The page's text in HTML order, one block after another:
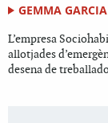
GEMMA GARCIA
L’empresa
allotjades
desena de